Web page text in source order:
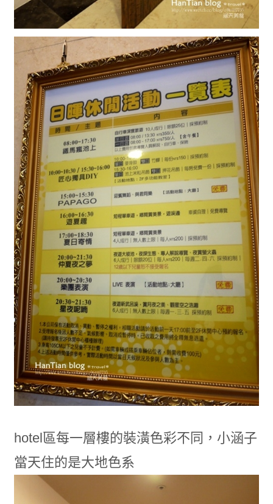
hotel區每一層樓的裝潢色彩不同，小涵子
當天住的是大地色系